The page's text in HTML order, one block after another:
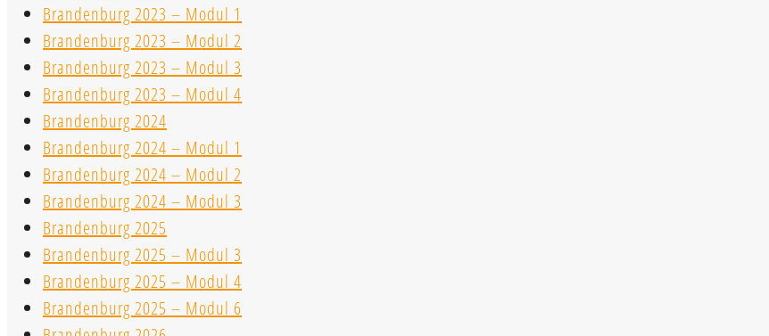
Brandenburg 2023 – Modul 1
Brandenburg 2023 – Modul 2
Brandenburg 2023 – Modul 3
Brandenburg 2023 – Modul 4
Brandenburg 2024
Brandenburg 2024 – Modul 1
Brandenburg 2024 – Modul 2
Brandenburg 2024 – Modul 3
Brandenburg 2025
Brandenburg 2025 – Modul 3
Brandenburg 2025 – Modul 4
Brandenburg 2025 – Modul 6